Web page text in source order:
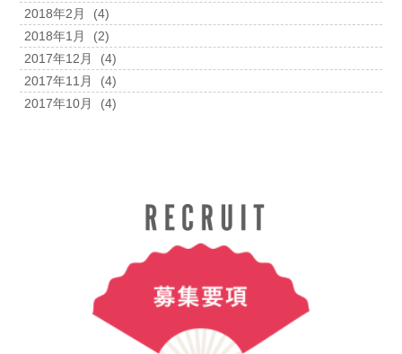
2018年2月
(4)
2018年1月
(2)
2017年12月
(4)
2017年11月
(4)
2017年10月
(4)